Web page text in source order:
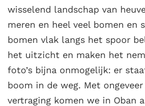
wisselend landschap van
meren en heel veel bomen en
bomen vlak langs het spoor
het uitzicht en maken het
foto’s bijna onmogelijk: er
boom in de weg. Met
vertraging komen we in Oban